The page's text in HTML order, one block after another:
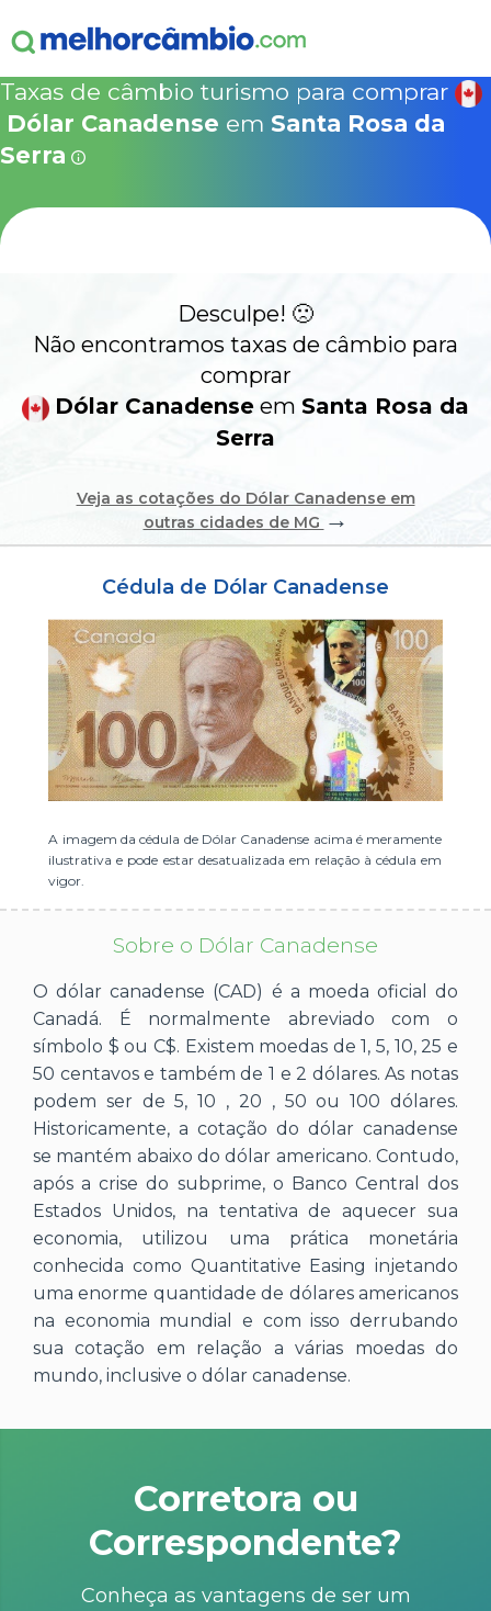
15% Seguro Viagem 15% Proteção de Bagagem
NOVA COTAÇÃO
COMO FUNCIONA
DÓLAR CANADENSE HOJE
CONTA INTERNACIONAL NOVO
ÁREA DO CLIENTE
ou cadastre-se se ainda não tem registro:
Taxas de câmbio turismo para comprar
Dólar Canadense em Santa Rosa da
Serra
Desculpe! 🙁
Não encontramos taxas de câmbio para
comprar
Dólar Canadense em Santa Rosa da
Serra
Veja as cotações do Dólar Canadense em
outras cidades de MG →
Cédula de Dólar Canadense
A imagem da cédula de Dólar Canadense acima é meramente
ilustrativa e pode estar desatualizada em relação à cédula em
vigor.
Sobre o Dólar Canadense
O dólar canadense (CAD) é a moeda oficial do
Canadá. É normalmente abreviado com o
símbolo $ ou C$. Existem moedas de 1, 5, 10, 25 e
50 centavos e também de 1 e 2 dólares. As notas
podem ser de 5, 10 , 20 , 50 ou 100 dólares.
Historicamente, a cotação do dólar canadense
se mantém abaixo do dólar americano. Contudo,
após a crise do subprime, o Banco Central dos
Estados Unidos, na tentativa de aquecer sua
economia, utilizou uma prática monetária
conhecida como Quantitative Easing injetando
uma enorme quantidade de dólares americanos
na economia mundial e com isso derrubando
sua cotação em relação a várias moedas do
mundo, inclusive o dólar canadense.
Corretora ou
Correspondente?
Conheça as vantagens de ser um